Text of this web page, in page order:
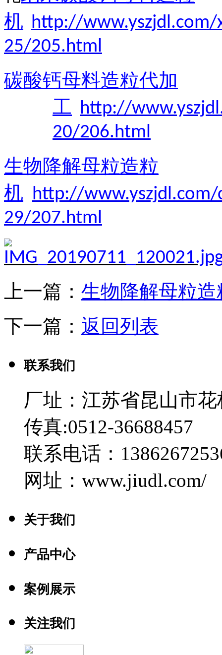
机 http://www.yszjdl.com/
25/205.html
碳酸钙母料造粒代加
工 http://
20/206.html
生物降解母粒造粒
机 http://www.yszjdl.com/
29/207.html
上一篇： 生物降解母粒
下一篇： 返回列表
联系我们
厂址：江苏省昆山市
传真:0512-36688457
联系电话：
网址：www.jiudl.com/
关于我们
产品中心
案例展示
关注我们